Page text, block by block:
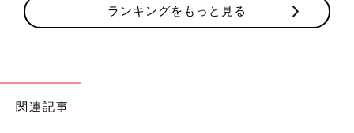
ランキングをもっと見る
関連記事